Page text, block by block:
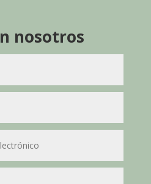
nosotros